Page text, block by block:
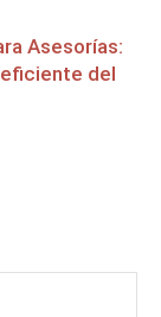
Asesorías:
del